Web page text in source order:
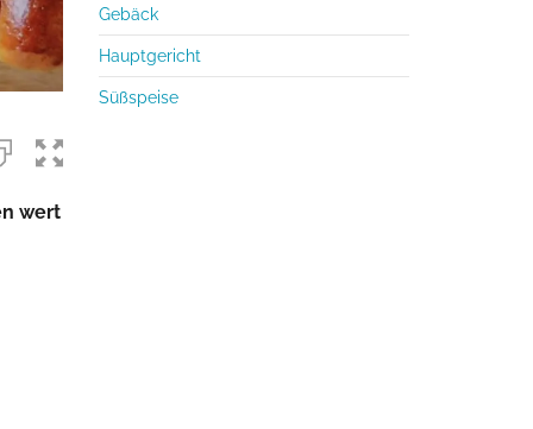
Gebäck
Hauptgericht
Süßspeise